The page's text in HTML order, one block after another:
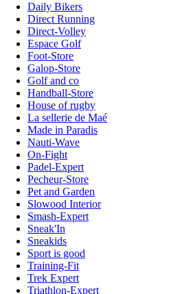
Daily Bikers
Direct Running
Direct-Volley
Espace Golf
Foot-Store
Galop-Store
Golf and co
Handball-Store
House of rugby
La sellerie de Maé
Made in Paradis
Nauti-Wave
On-Fight
Padel-Expert
Pecheur-Store
Pet and Garden
Slowood Interior
Smash-Expert
Sneak'In
Sneakids
Sport is good
Training-Fit
Trek Expert
Triathlon-Expert